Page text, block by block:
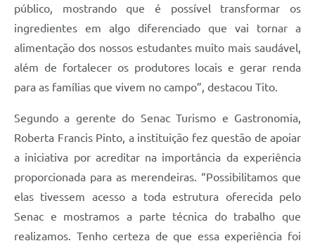
público, mostrando que é possível transformar os
ingredientes em algo diferenciado que vai tornar a
alimentação dos nossos estudantes muito mais saudável,
além de fortalecer os produtores locais e gerar renda
para as famílias que vivem no campo”, destacou Tito.
Segundo a gerente do Senac Turismo e Gastronomia,
Roberta Francis Pinto, a instituição fez questão de apoiar
a iniciativa por acreditar na importância da experiência
proporcionada para as merendeiras. “Possibilitamos que
elas tivessem acesso a toda estrutura oferecida pelo
Senac e mostramos a parte técnica do trabalho que
realizamos. Tenho certeza de que essa experiência foi